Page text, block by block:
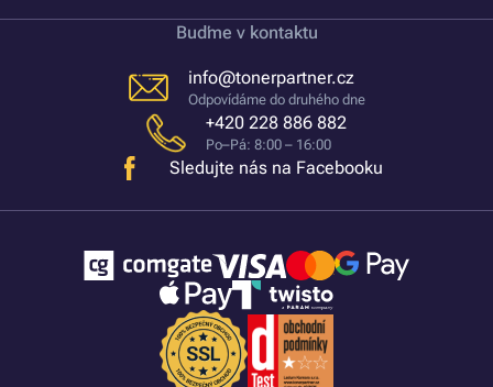
Buďme v kontaktu
info@tonerpartner.cz
Odpovídáme do druhého dne
+420 228 886 882
Po–Pá: 8:00 – 16:00
Sledujte nás na Facebooku